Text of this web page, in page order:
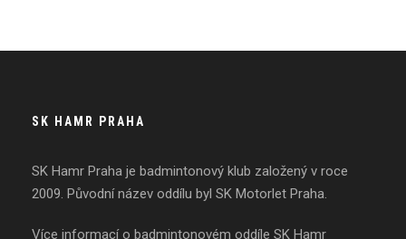
SK HAMR PRAHA
SK Hamr Praha je badmintonový klub založený v roce
2009. Původní název oddílu byl SK Motorlet Praha.
Více informací o badmintonovém oddíle SK Hamr